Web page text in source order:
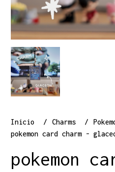
Inicio Charms
pokemon card charm -
pokemon